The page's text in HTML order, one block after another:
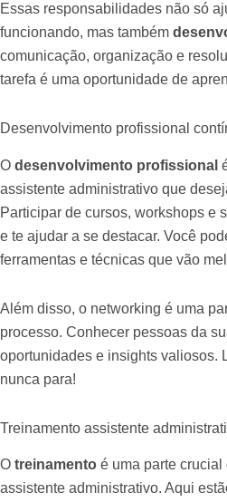
Essas responsabilidades não só
funcionando, mas também
comunicação, organização e
tarefa é uma oportunidade de
Desenvolvimento profissional
O desenvolvimento profissional
assistente administrativo que
Participar de cursos, workshops e
e te ajudar a se destacar. Você
ferramentas e técnicas que vão
Além disso, o networking é uma
processo. Conhecer pessoas da
oportunidades e insights valiosos.
nunca para!
Treinamento assistente
O treinamento é uma parte
assistente administrativo. Aqui